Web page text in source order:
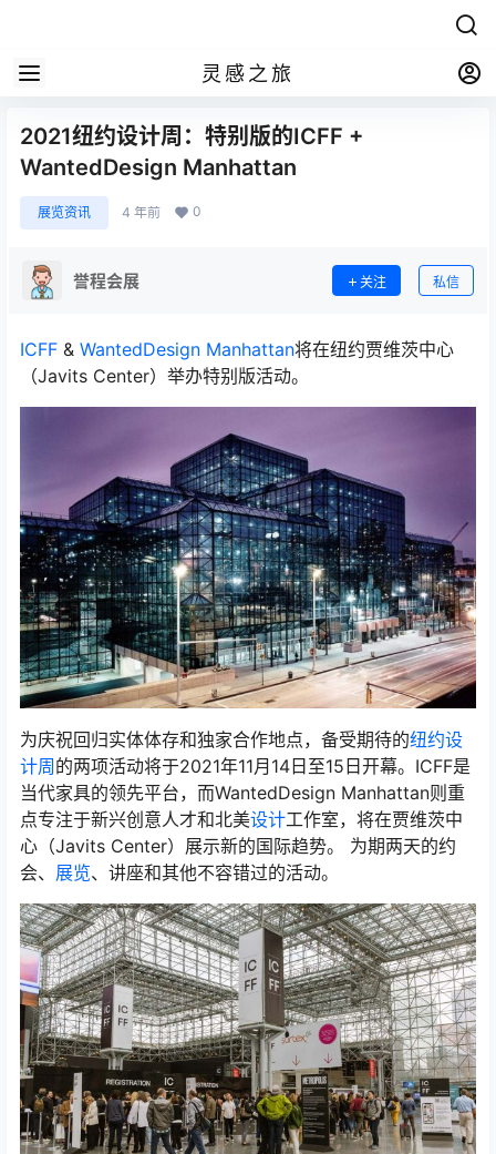
灵感之旅
2021纽约设计周：特别版的ICFF +
WantedDesign Manhattan
展览资讯 4 年前 0
誉程会展 关注 私信
ICFF & WantedDesign Manhattan将在纽约贾维茨中心
（Javits Center）举办特别版活动。
为庆祝回归实体体存和独家合作地点，备受期待的纽约设
计周的两项活动将于2021年11月14日至15日开幕。ICFF是
当代家具的领先平台，而WantedDesign Manhattan则重
点专注于新兴创意人才和北美设计工作室，将在贾维茨中
心（Javits Center）展示新的国际趋势。 为期两天的约
会、 展览、讲座和其他不容错过的活动。